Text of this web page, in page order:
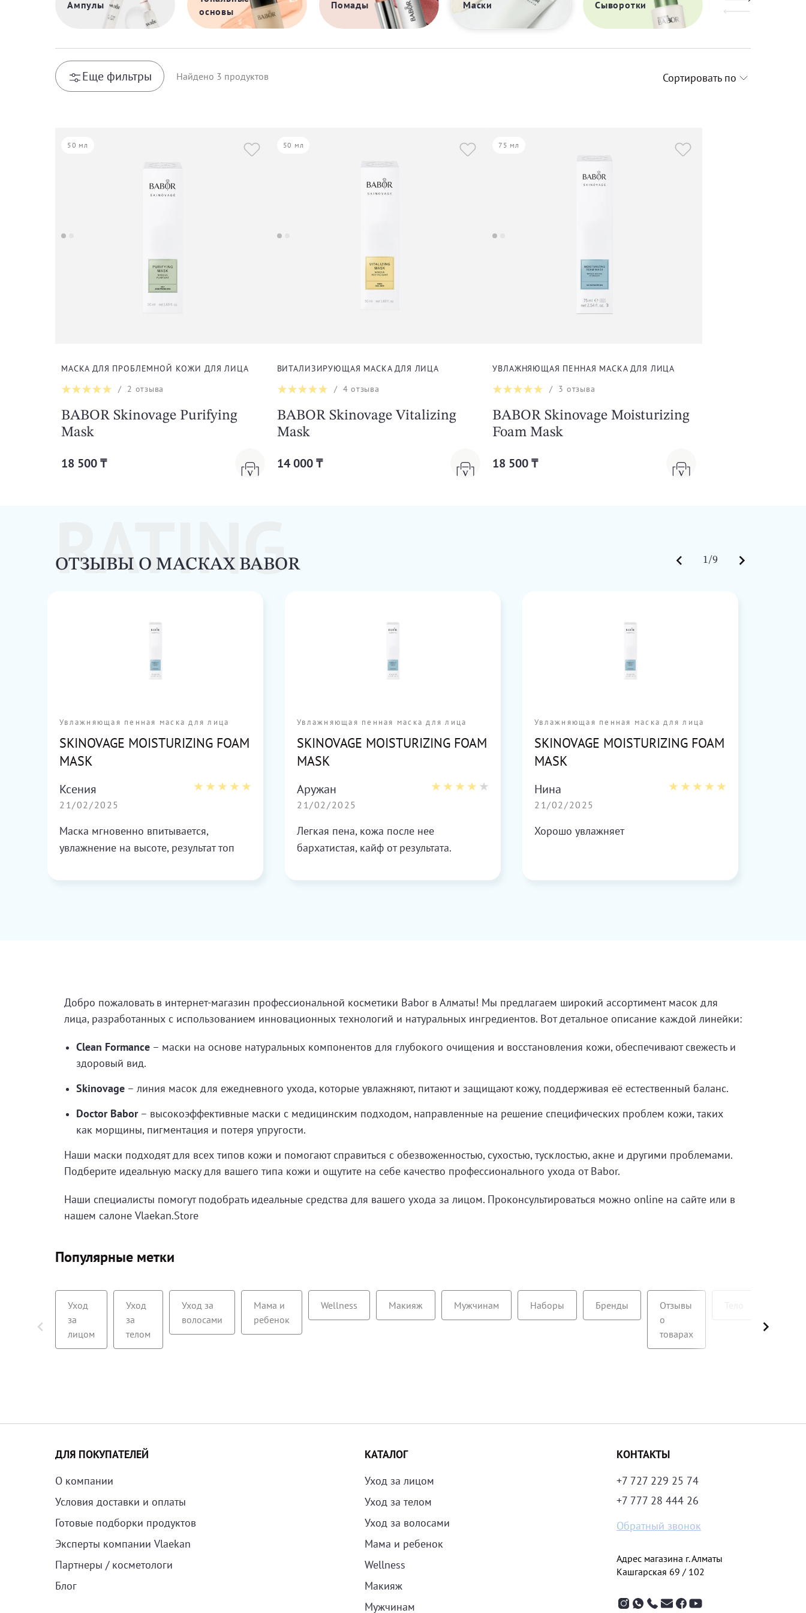
Ампулы
основы
Помады Маски Сыворотки Кремы
Еще фильтры
Актуальное
Цена по убыванию
Новинки
По рейтингу
Найдено 3 продуктов Сортировать по
50 мл
МАСКА ДЛЯ ПРОБЛЕМНОЙ КОЖИ ДЛЯ ЛИЦА
/ 2 отзыва
BABOR Skinovage Purifying
Mask
18 500 ₸
50 мл
ВИТАЛИЗИРУЮЩАЯ МАСКА ДЛЯ ЛИЦА
/ 4 отзыва
BABOR Skinovage Vitalizing
Mask
14 000 ₸
75 мл
УВЛАЖНЯЮЩАЯ ПЕННАЯ МАСКА ДЛЯ ЛИЦА
/ 3 отзыва
BABOR Skinovage Moisturizing
Foam Mask
18 500 ₸
RATING
ОТЗЫВЫ О МАСКАХ BABOR 1/9
Увлажняющая пенная маска для лица
SKINOVAGE MOISTURIZING FOAM
MASK
Ксения
21/02/2025
Маска мгновенно впитывается,
увлажнение на высоте, результат топ
Увлажняющая пенная маска для лица
SKINOVAGE MOISTURIZING FOAM
MASK
Аружан
21/02/2025
Легкая пена, кожа после нее
бархатистая, кайф от результата.
Увлажняющая пенная маска для лица
SKINOVAGE MOISTURIZING FOAM
MASK
Нина
21/02/2025
Хорошо увлажняет
Добро пожаловать в интернет-магазин профессиональной косметики Babor в Алматы! Мы предлагаем широкий ассортимент масок для
лица, разработанных с использованием инновационных технологий и натуральных ингредиентов. Вот детальное описание каждой линейки:
Clean Formance – маски на основе натуральных компонентов для глубокого очищения и восстановления кожи, обеспечивают свежесть и
здоровый вид.
Skinovage – линия масок для ежедневного ухода, которые увлажняют, питают и защищают кожу, поддерживая её естественный баланс.
Doctor Babor– высокоэффективные маски с медицинским подходом, направленные на решение специфических проблем кожи, таких
как морщины, пигментация и потеря упругости.
Наши маски подходят для всех типов кожи и помогают справиться с обезвоженностью, сухостью, тусклостью, акне и другими проблемами.
Подберите идеальную маску для вашего типа кожи и ощутите на себе качество профессионального ухода от Babor.
Наши специалисты помогут подобрать идеальные средства для вашего ухода за лицом. Проконсультироваться можно online на сайте или в
нашем салоне Vlaekan.Store
Популярные метки
Уход
за
лицом
Уход
за
телом
Уход за
волосами
Мама и
ребенок
Wellness Макияж Мужчинам Наборы Бренды
Отзывы
о
товарах
ДЛЯ ПОКУПАТЕЛЕЙ
О компании
Условия доставки и оплаты
Готовые подборки продуктов
Эксперты компании Vlaekan
Партнеры / косметологи
Блог
КАТАЛОГ
Уход за лицом
Уход за телом
Уход за волосами
Мама и ребенок
Wellness
Макияж
Мужчинам
КОНТАКТЫ
+7 727 229 25 74
+7 777 28 444 26
Обратный звонок
Адрес магазина г. Алматы
Кашгарская 69 / 102